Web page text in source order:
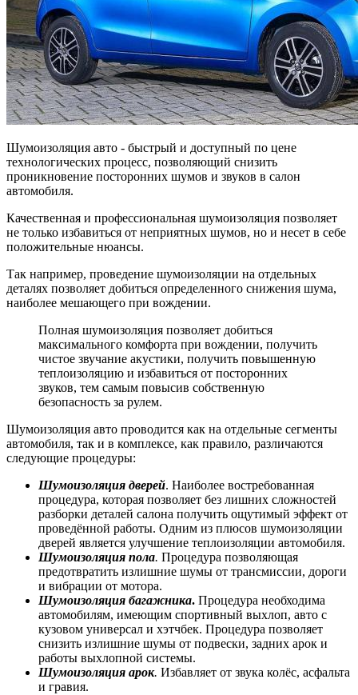
Шумоизоляция авто - быстрый и доступный по цене
технологических процесс, позволяющий снизить
проникновение посторонних шумов и звуков в салон
автомобиля.
Качественная и профессиональная шумоизоляция позволяет
не только избавиться от неприятных шумов, но и несет в себе
положительные нюансы.
Так например, проведение шумоизоляции на отдельных
деталях позволяет добиться определенного снижения шума,
наиболее мешающего при вождении.
Полная шумоизоляция позволяет добиться
максимального комфорта при вождении, получить
чистое звучание акустики, получить повышенную
теплоизоляцию и избавиться от посторонних
звуков, тем самым повысив собственную
безопасность за рулем.
Шумоизоляция авто проводится как на отдельные сегменты
автомобиля, так и в комплексе, как правило, различаются
следующие процедуры:
Шумоизоляция дверей. Наиболее востребованная
процедура, которая позволяет без лишних сложностей
разборки деталей салона получить ощутимый эффект от
проведённой работы. Одним из плюсов шумоизоляции
дверей является улучшение теплоизоляции автомобиля.
Шумоизоляция пола. Процедура позволяющая
предотвратить излишние шумы от трансмиссии, дороги
и вибрации от мотора.
Шумоизоляция багажника. Процедура необходима
автомобилям, имеющим спортивный выхлоп, авто с
кузовом универсал и хэтчбек. Процедура позволяет
снизить излишние шумы от подвески, задних арок и
работы выхлопной системы.
Шумоизоляция арок. Избавляет от звука колёс, асфальта
и гравия.